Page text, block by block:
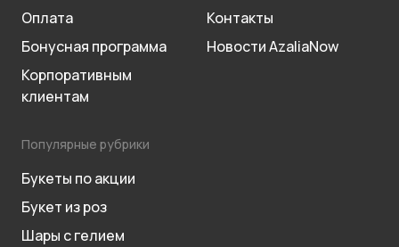
Оплата
Бонусная программа
Корпоративным
клиентам
Контакты
Новости AzaliaNow
Популярные рубрики
Букеты по акции
Букет из роз
Шары с гелием